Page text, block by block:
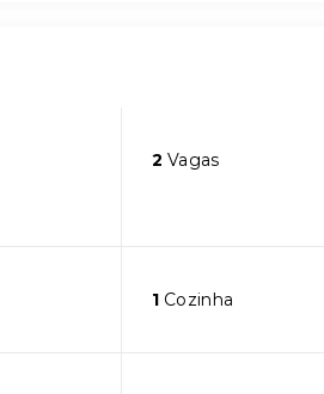
2 Vagas
1 Cozinha